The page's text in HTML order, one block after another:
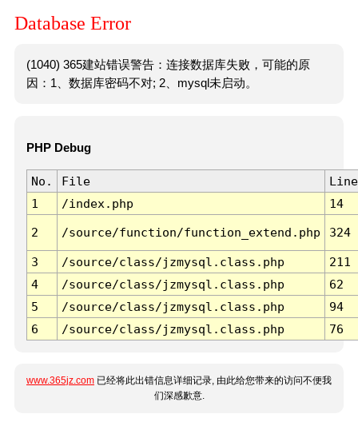
Database Error
(1040) 365建站错误警告：连接数据库失败，可能的原
因：1、数据库密码不对; 2、mysql未启动。
PHP Debug
No. File
Line
1
/index.php 14
2 /source/function/function_extend.php 324
3 /source/class/jzmysql.class.php
211
4
/source/class/jzmysql.class.php
62
5
/source/class/jzmysql.class.php
94
6
/source/class/jzmysql.class.php 76
www.365jz.com 已经将此出错信息详细记录, 由此给您带来的访问不便我
们深感歉意.